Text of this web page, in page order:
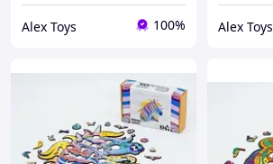
Alex Toys 100% Alex Toys